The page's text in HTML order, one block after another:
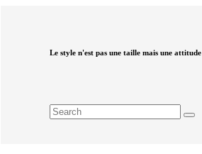
Le style n'est pas une taille mais une attitude